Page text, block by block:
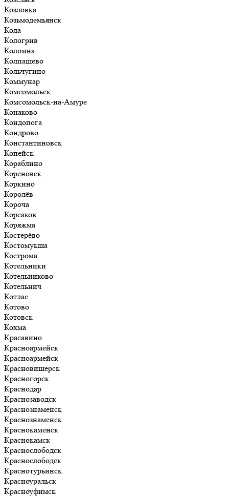
Козловка
Козьмодемьянск
Кола
Кологрив
Коломна
Колпашево
Кольчугино
Коммунар
Комсомольск
Комсомольск-на-Амуре
Конаково
Кондопога
Кондрово
Константиновск
Копейск
Кораблино
Кореновск
Коркино
Королёв
Короча
Корсаков
Коряжма
Костерёво
Костомукша
Кострома
Котельники
Котельниково
Котельнич
Котлас
Котово
Котовск
Кохма
Красавино
Красноармейск
Красноармейск
Красновишерск
Красногорск
Краснодар
Краснозаводск
Краснознаменск
Краснознаменск
Краснокаменск
Краснокамск
Краснослободск
Краснослободск
Краснотурьинск
Красноуральск
Красноуфимск